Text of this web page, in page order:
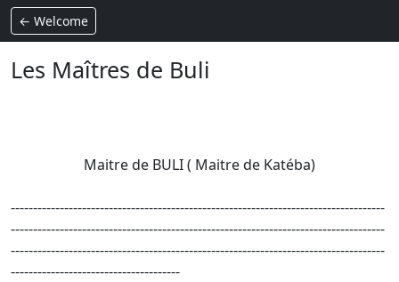
← Welcome
Les Maîtres de Buli
Maitre de BULI ( Maitre de Katéba)
------------------------------------------------------------------------------------
------------------------------------------------------------------------------------
------------------------------------------------------------------------------------
--------------------------------------